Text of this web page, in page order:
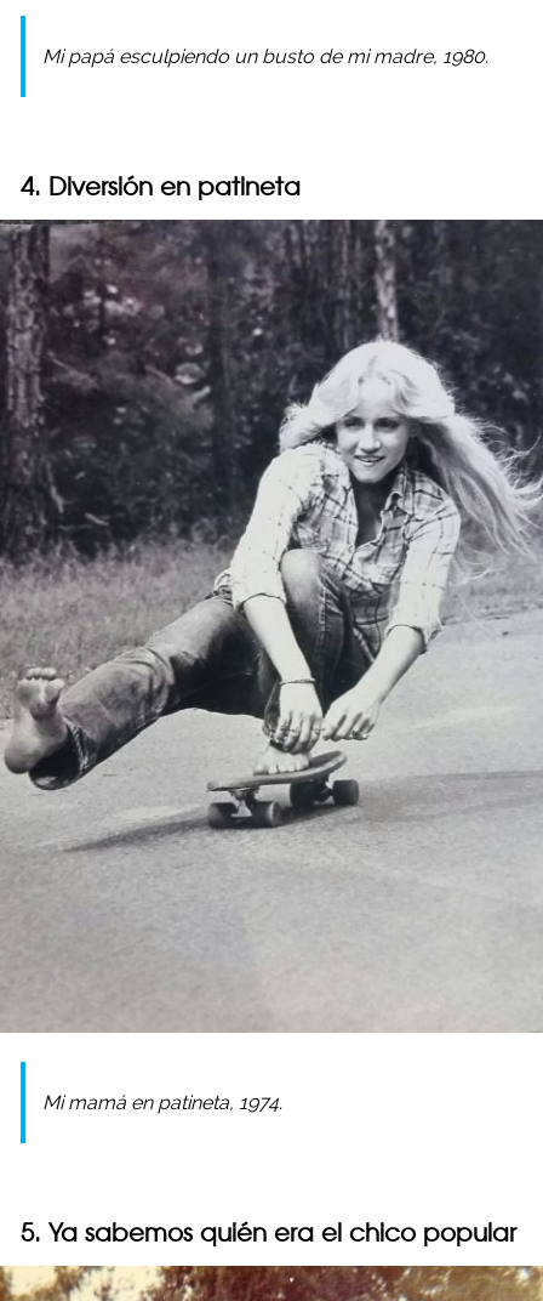
Mi papá esculpiendo un busto de mi madre, 1980.
4. Diversión en patineta
Mi mamá en patineta, 1974.
5. Ya sabemos quién era el chico popular